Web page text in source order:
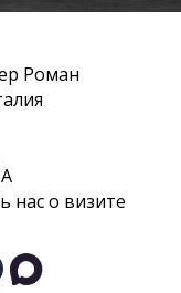
Роман
нас о визите